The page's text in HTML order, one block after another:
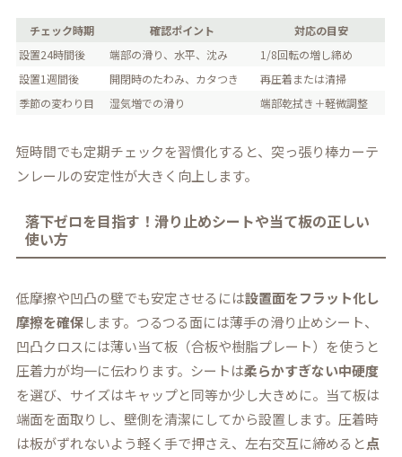
チェック時期 確認ポイント
対応の目安
設置24時間後
端部の滑り、水平、沈み
1/8回転の増し締め
設置1週間後
開閉時のたわみ、カタつき
再圧着または清掃
季節の変わり目
湿気増での滑り 端部乾拭き＋軽微調整
短時間でも定期チェックを習慣化すると、突っ張り棒カーテ
ンレールの安定性が大きく向上します。
落下ゼロを目指す！滑り止めシートや当て板の正しい
使い方
低摩擦や凹凸の壁でも安定させるには設置面をフラット化し
摩擦を確保します。つるつる面には薄手の滑り止めシート、
凹凸クロスには薄い当て板（合板や樹脂プレート）を使うと
圧着力が均一に伝わります。シートは柔らかすぎない中硬度
を選び、サイズはキャップと同等か少し大きめに。当て板は
端面を面取りし、壁側を清潔にしてから設置します。圧着時
は板がずれないよう軽く手で押さえ、左右交互に締めると点